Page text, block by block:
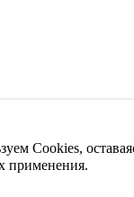
Cookies,
применения.